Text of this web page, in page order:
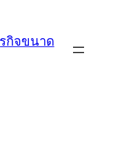
กิจขนาด